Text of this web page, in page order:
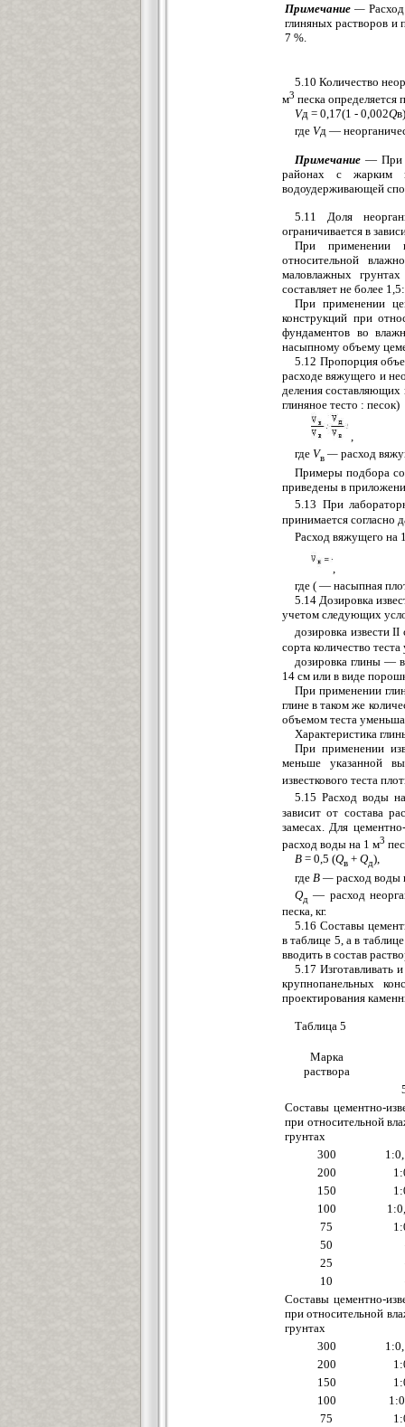
Примечание —
глиняных растворов и
7 %.
5.10 Количество
м3 песка определяется
Vд = 0,17(1 - 0,002Q
где Vд —
Примечание — При
районах с жарким
водоудерживающей
5.11 Доля
ограничивается в
При применении
относительной
маловлажных
составляет не более
При применении
конструкций при
фундаментов во
насыпному объему
5.12 Пропорция
расходе вяжущего и
деления
глиняное тесто : песок)
где Vв — расход
Примеры подбора
приведены в
5.13 При
принимается
Расход вяжущего на
где ( — насыпная
5.14 Дозировка
учетом следующих
дозировка извести
сорта количество
дозировка глины —
14 см или в виде
При применении
глине в таком же
объемом теста
Характеристика
При применении
меньше указанной
известкового теста
5.15 Расход воды
зависит от состава
замесах. Для
расход воды на 1 м3
В = 0,5 (Qв + Qд),
где В — расход воды
Qд — расход
песка, кг.
5.16 Составы
в таблице 5, а в
вводить в состав
5.17 Изготавливать
крупнопанельных
проектирования
Таблица 5
Марка
раствора
Составы цементно-
при относительной
грунтах
300
200
150
100
75
50
25
10
Составы цементно-
при относительной
грунтах
300
200
150
100
75